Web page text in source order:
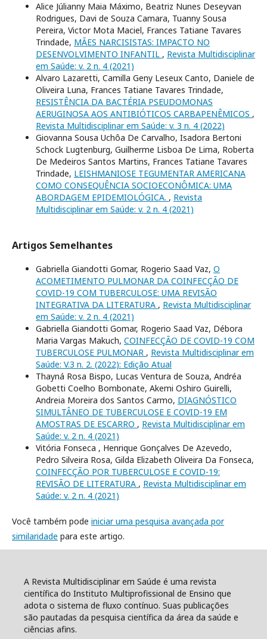
Alice Júlianny Maia Máximo, Beatriz Nunes Deseyvan
Rodrigues, Davi de Souza Camara, Tuanny Sousa
Pereira, Victor Mota Maciel, Frances Tatiane Tavares
Trindade, MÃES NARCISISTAS: IMPACTO NO
DESENVOLVIMENTO INFANTIL , Revista Multidisciplinar
em Saúde: v. 2 n. 4 (2021)
Alvaro Lazaretti, Camilla Geny Leseux Canto, Daniele de
Oliveira Luna, Frances Tatiane Tavares Trindade,
RESISTÊNCIA DA BACTÉRIA PSEUDOMONAS
AERUGINOSA AOS ANTIBIÓTICOS CARBAPENÊMICOS ,
Revista Multidisciplinar em Saúde: v. 3 n. 4 (2022)
Giovanna Sousa Uchôa De Carvalho, Isadora Bertoni
Schock Lugtenburg, Guilherme Lisboa De Lima, Roberta
De Medeiros Santos Martins, Frances Tatiane Tavares
Trindade, LEISHMANIOSE TEGUMENTAR AMERICANA
COMO CONSEQUÊNCIA SOCIOECONÔMICA: UMA
ABORDAGEM EPIDEMIOLÓGICA. , Revista
Multidisciplinar em Saúde: v. 2 n. 4 (2021)
Artigos Semelhantes
Gabriella Giandotti Gomar, Rogerio Saad Vaz, O
ACOMETIMENTO PULMONAR DA COINFECÇÃO DE
COVID-19 COM TUBERCULOSE: UMA REVISÃO
INTEGRATIVA DA LITERATURA , Revista Multidisciplinar
em Saúde: v. 2 n. 4 (2021)
Gabriella Giandotti Gomar, Rogerio Saad Vaz, Débora
Maria Vargas Makuch, COINFECÇÃO DE COVID-19 COM
TUBERCULOSE PULMONAR , Revista Multidisciplinar em
Saúde: V.3 n. 2. (2022): Edição Atual
Thayná Rosa Bispo, Lucas Ventura de Souza, Andréa
Gobetti Coelho Bombonate, Akemi Oshiro Guirelli,
Andreia Moreira dos Santos Carmo, DIAGNÓSTICO
SIMULTÂNEO DE TUBERCULOSE E COVID-19 EM
AMOSTRAS DE ESCARRO , Revista Multidisciplinar em
Saúde: v. 2 n. 4 (2021)
Vitória Fonseca , Henrique Gonçalves De Azevedo,
Pedro Silveira Rosa, Gilda Elizabeth Oliveira Da Fonseca,
COINFECÇÃO POR TUBERCULOSE E COVID-19:
REVISÃO DE LITERATURA , Revista Multidisciplinar em
Saúde: v. 2 n. 4 (2021)
Você também pode iniciar uma pesquisa avançada por
similaridade para este artigo.
A Revista Multidisciplinar em Saúde é uma revista
científica do Instituto Multiprofissional de Ensino que
adota o sistema de fluxo contínuo. Suas publicações
são pautadas da pesquisa científica da área da saúde e
ciências afins.